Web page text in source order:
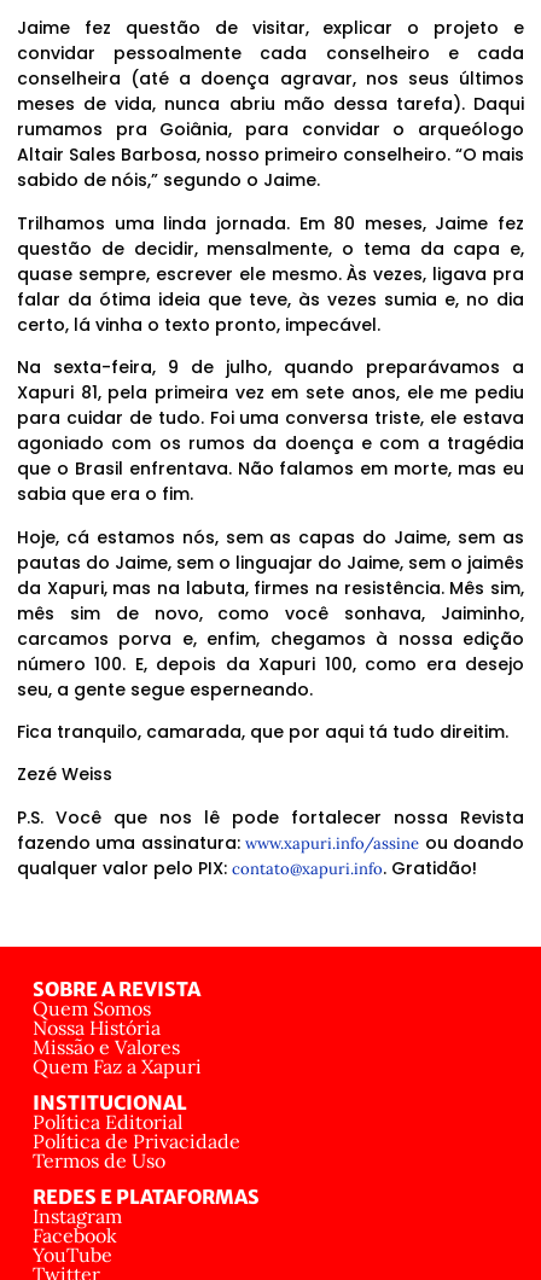
Jaime fez questão de visitar, explicar o projeto e
convidar pessoalmente cada conselheiro e cada
conselheira (até a doença agravar, nos seus últimos
meses de vida, nunca abriu mão dessa tarefa). Daqui
rumamos pra Goiânia, para convidar o arqueólogo
Altair Sales Barbosa, nosso primeiro conselheiro. “O mais
sabido de nóis,” segundo o Jaime.
Trilhamos uma linda jornada. Em 80 meses, Jaime fez
questão de decidir, mensalmente, o tema da capa e,
quase sempre, escrever ele mesmo. Às vezes, ligava pra
falar da ótima ideia que teve, às vezes sumia e, no dia
certo, lá vinha o texto pronto, impecável.
Na sexta-feira, 9 de julho, quando preparávamos a
Xapuri 81, pela primeira vez em sete anos, ele me pediu
para cuidar de tudo. Foi uma conversa triste, ele estava
agoniado com os rumos da doença e com a tragédia
que o Brasil enfrentava. Não falamos em morte, mas eu
sabia que era o fim.
Hoje, cá estamos nós, sem as capas do Jaime, sem as
pautas do Jaime, sem o linguajar do Jaime, sem o jaimês
da Xapuri, mas na labuta, firmes na resistência. Mês sim,
mês sim de novo, como você sonhava, Jaiminho,
carcamos porva e, enfim, chegamos à nossa edição
número 100. E, depois da Xapuri 100, como era desejo
seu, a gente segue esperneando.
Fica tranquilo, camarada, que por aqui tá tudo direitim.
Zezé Weiss
P.S. Você que nos lê pode fortalecer nossa Revista
fazendo uma assinatura:www.xapuri.info/assine ou doando
qualquer valor pelo PIX: contato@xapuri.info. Gratidão!
SOBRE A REVISTA
Quem Somos
Nossa História
Missão e Valores
Quem Faz a Xapuri
INSTITUCIONAL
Política Editorial
Política de Privacidade
Termos de Uso
REDES E PLATAFORMAS
Instagram
Facebook
YouTube
Twitter